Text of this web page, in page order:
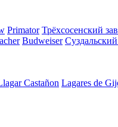
Primator Трёхсосенский
Budweiser
Castañon Lagares de